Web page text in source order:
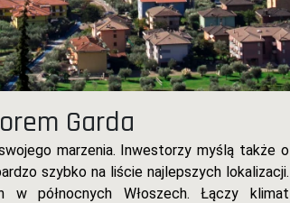
Garda
marzenia. Inwestorzy myślą także o
szybko na liście najlepszych lokalizacji.
północnych Włoszech. Łączy klimat